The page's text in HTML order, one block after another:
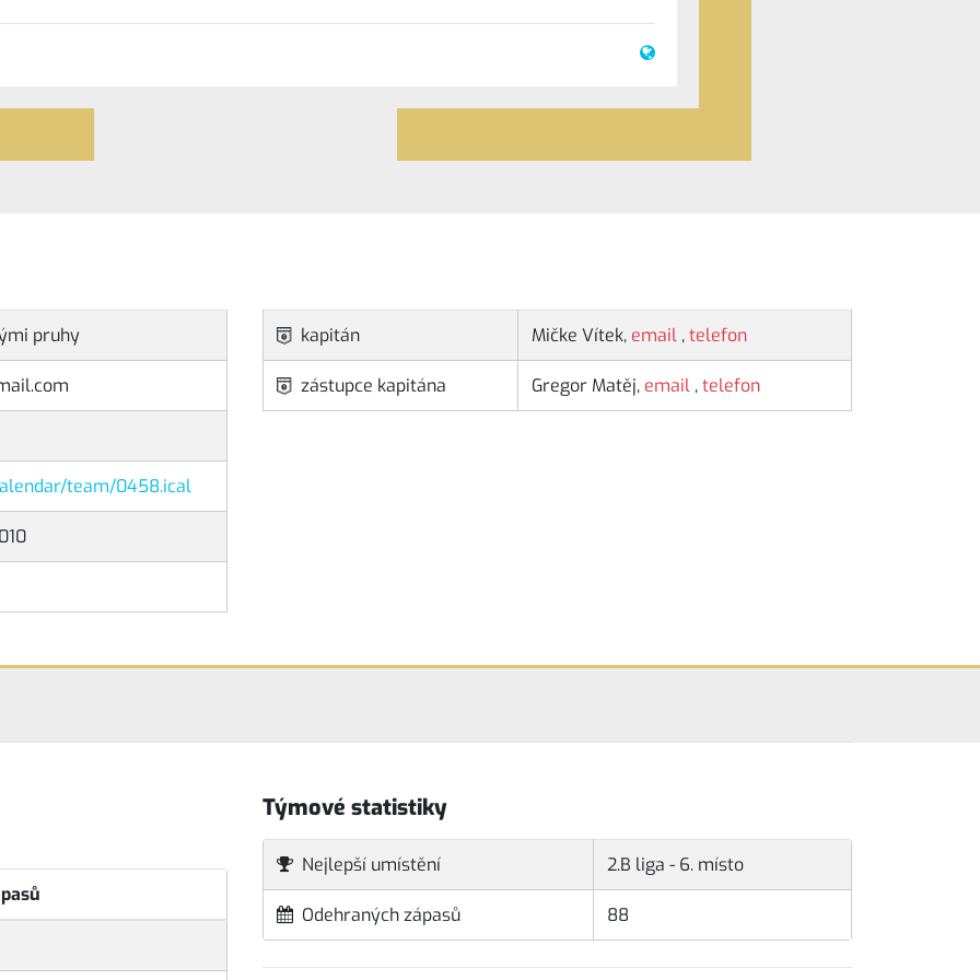
pruhy
team/0458.ical
kapitán Mičke Vítek, email ,telefon
zástupce kapitána Gregor Matěj, email ,telefon
Týmové statistiky
Nejlepší umístění 2.B liga - 6. místo
Odehraných zápasů 88